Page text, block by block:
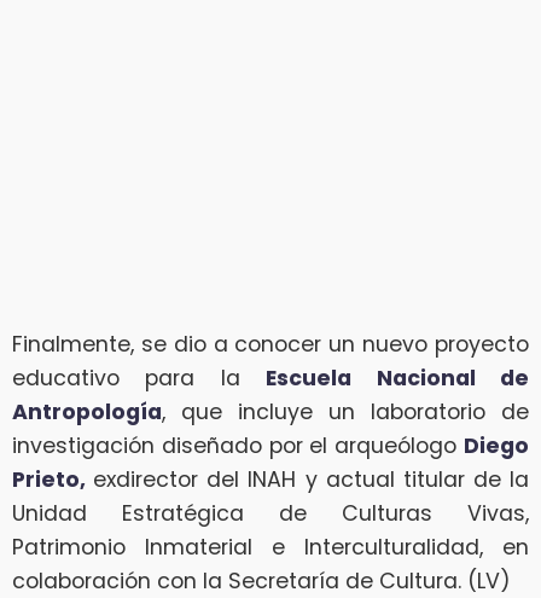
Finalmente, se dio a conocer un nuevo proyecto
educativo para la Escuela Nacional de
Antropología, que incluye un laboratorio de
investigación diseñado por el arqueólogo Diego
Prieto, exdirector del INAH y actual titular de la
Unidad Estratégica de Culturas Vivas,
Patrimonio Inmaterial e Interculturalidad, en
colaboración con la Secretaría de Cultura. (LV)